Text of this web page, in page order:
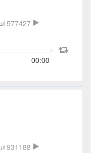
577427
00:00
931188